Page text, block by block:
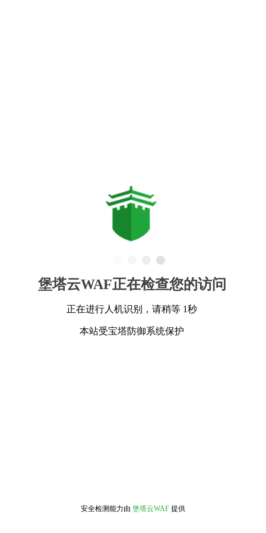
堡塔云WAF正在检查您的访问
正在进行人机识别，请稍等 1秒
本站受宝塔防御系统保护
安全检测能力由 堡塔云WAF 提供